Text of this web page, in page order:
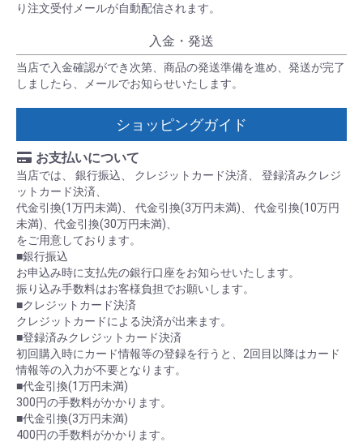
り注文受付メールが自動配信されます。
入金・発送
当店で入金確認ができ次第、商品の発送準備を進め、発送が完了
しましたら、メールでお知らせいたします。
ショッピングガイド
お支払いについて
当店では、 銀行振込、 クレジットカード決済、 登録済みクレジ
ットカード決済、
代金引換(1万円未満)、 代金引換(3万円未満)、 代金引換(10万円
未満)、代金引換(30万円未満)、
をご用意しております。
■銀行振込
お申込み時に支払先の銀行口座をお知らせいたします。
振り込み手数料はお客様負担でお願いします。
■クレジットカード決済
クレジットカードによる決済が出来ます。
■登録済みクレジットカード決済
初回購入時にカード情報等の登録を行うと、2回目以降はカード
情報等の入力が不要となります。
■代金引換(1万円未満)
300円の手数料がかかります。
■代金引換(3万円未満)
400円の手数料がかかります。